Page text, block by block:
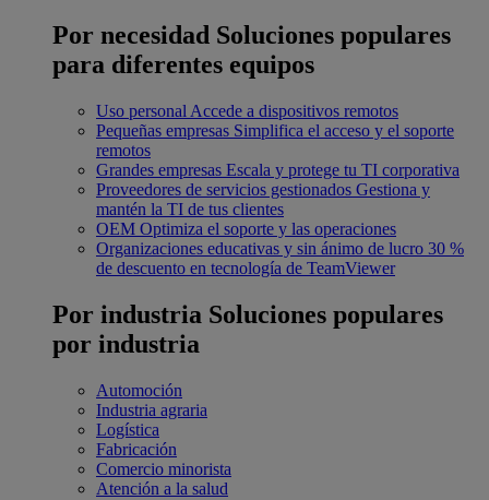
Por necesidad Soluciones populares
para diferentes equipos
Uso personal Accede a dispositivos remotos
Pequeñas empresas Simplifica el acceso y el soporte
remotos
Grandes empresas Escala y protege tu TI corporativa
Proveedores de servicios gestionados Gestiona y
mantén la TI de tus clientes
OEM Optimiza el soporte y las operaciones
Organizaciones educativas y sin ánimo de lucro 30 %
de descuento en tecnología de TeamViewer
Por industria Soluciones populares
por industria
Automoción
Industria agraria
Logística
Fabricación
Comercio minorista
Atención a la salud